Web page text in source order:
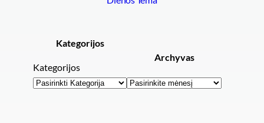
Kategorijos
Kategorijos
Archyvas
Archyvai